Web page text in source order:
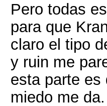
Pero todas
para que
claro el tipo
y ruin me
esta parte es
miedo me da.